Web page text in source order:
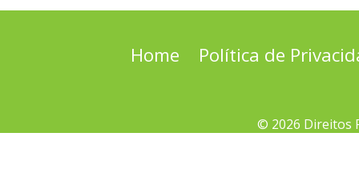
Home Política de
© 2026 Direitos